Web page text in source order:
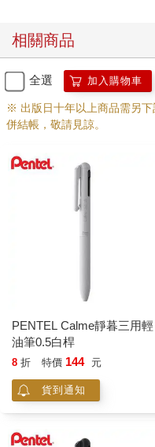
相關商品
全選 加入購物車
※ 出版日十年以上商品需另
併結帳，敬請見諒。
PENTEL Calme靜暮三用輕
油筆0.5白桿
8 折 特價 144 元
貨到通知